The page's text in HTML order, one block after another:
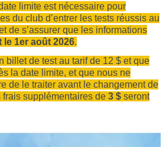
limite est nécessaire pour
du club d’entrer les tests réussis au
de s’assurer que les informations
le 1er août 2026.
billet de test au tarif de 12 $ et que
la date limite, et que nous ne
de le traiter avant le changement de
supplémentaires de 3 $seront